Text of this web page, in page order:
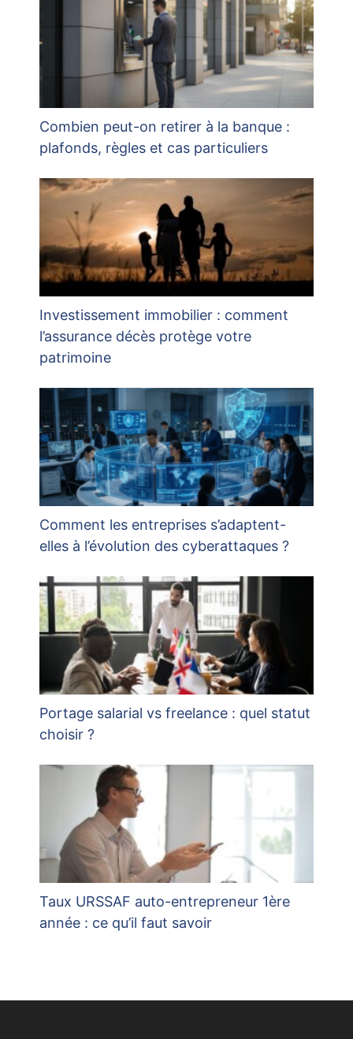
Combien peut-on retirer à la banque :
plafonds, règles et cas particuliers
Investissement immobilier : comment
l’assurance décès protège votre
patrimoine
Comment les entreprises s’adaptent-
elles à l’évolution des cyberattaques ?
Portage salarial vs freelance : quel statut
choisir ?
Taux URSSAF auto-entrepreneur 1ère
année : ce qu’il faut savoir